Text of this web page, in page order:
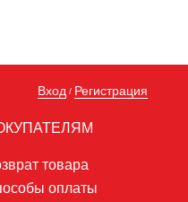
Вход / Регистрация
товара
оплаты